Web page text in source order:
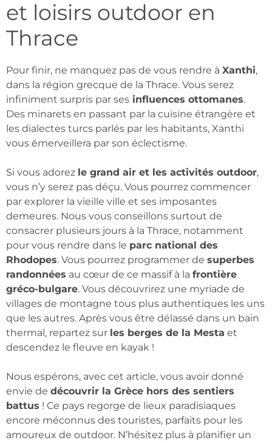
et loisirs outdoor en
Thrace
Pour finir, ne manquez pas de vous rendre à Xanthi,
dans la région grecque de la Thrace. Vous serez
infiniment surpris par ses influences ottomanes.
Des minarets en passant par la cuisine étrangère et
les dialectes turcs parlés par les habitants, Xanthi
vous émerveillera par son éclectisme.
Si vous adorez le grand air et les activités outdoor,
vous n’y serez pas déçu. Vous pourrez commencer
par explorer la vieille ville et ses imposantes
demeures. Nous vous conseillons surtout de
consacrer plusieurs jours à la Thrace, notamment
pour vous rendre dans le parc national des
Rhodopes. Vous pourrez programmer de superbes
randonnées au cœur de ce massif à la frontière
gréco-bulgare. Vous découvrirez une myriade de
villages de montagne tous plus authentiques les uns
que les autres. Après vous être délassé dans un bain
thermal, repartez sur les berges de la Mesta et
descendez le fleuve en kayak !
Nous espérons, avec cet article, vous avoir donné
envie de découvrir la Grèce hors des sentiers
battus ! Ce pays regorge de lieux paradisiaques
encore méconnus des touristes, parfaits pour les
amoureux de outdoor. N’hésitez plus à planifier un